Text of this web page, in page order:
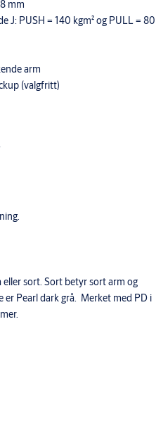
mm
J: PUSH = 140 kgm² og PULL = 80
arm
(valgfritt)
eller sort. Sort betyr sort arm og
er Pearl dark grå. Merket med PD i